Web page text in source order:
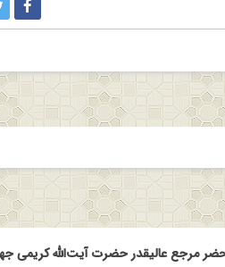
مرجع عالیقدر حضرت آیت‌الله کریمی